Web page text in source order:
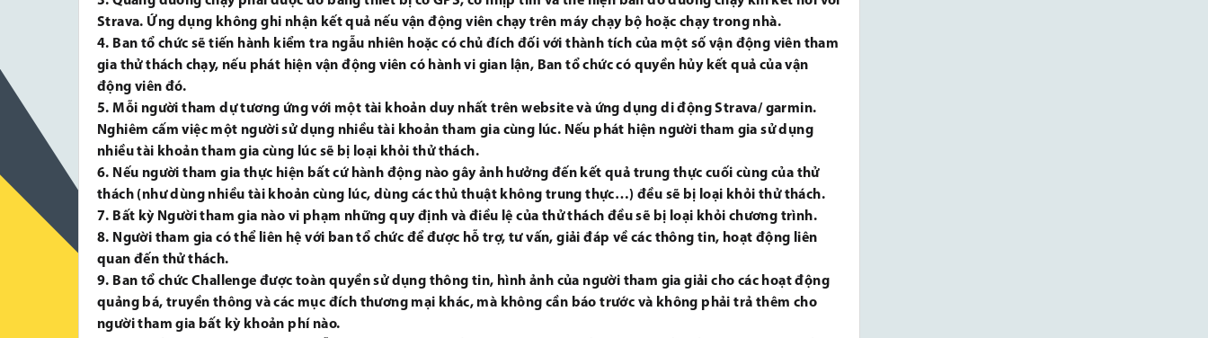
Strava. Ứng dụng không ghi nhận kết quả nếu vận động viên chạy trên máy chạy bộ hoặc chạy trong nhà.
4. Ban tổ chức sẽ tiến hành kiểm tra ngẫu nhiên hoặc có chủ đích đối với thành tích của một số vận động viên tham
gia thử thách chạy, nếu phát hiện vận động viên có hành vi gian lận, Ban tổ chức có quyền hủy kết quả của vận
động viên đó.
5. Mỗi người tham dự tương ứng với một tài khoản duy nhất trên website và ứng dụng di động Strava/ garmin.
Nghiêm cấm việc một người sử dụng nhiều tài khoản tham gia cùng lúc. Nếu phát hiện người tham gia sử dụng
nhiều tài khoản tham gia cùng lúc sẽ bị loại khỏi thử thách.
6. Nếu người tham gia thực hiện bất cứ hành động nào gây ảnh hưởng đến kết quả trung thực cuối cùng của thử
thách (như dùng nhiều tài khoản cùng lúc, dùng các thủ thuật không trung thực…) đều sẽ bị loại khỏi thử thách.
7. Bất kỳ Người tham gia nào vi phạm những quy định và điều lệ của thử thách đều sẽ bị loại khỏi chương trình.
8. Người tham gia có thể liên hệ với ban tổ chức để được hỗ trợ, tư vấn, giải đáp về các thông tin, hoạt động liên
quan đến thử thách.
9. Ban tổ chức Challenge được toàn quyền sử dụng thông tin, hình ảnh của người tham gia giải cho các hoạt động
quảng bá, truyền thông và các mục đích thương mại khác, mà không cần báo trước và không phải trả thêm cho
người tham gia bất kỳ khoản phí nào.